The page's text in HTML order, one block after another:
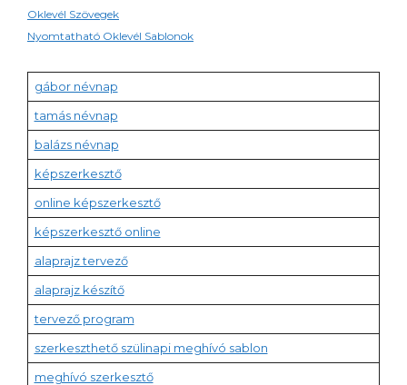
Oklevél Szövegek
Nyomtatható Oklevél Sablonok
gábor névnap
tamás névnap
balázs névnap
képszerkesztő
online képszerkesztő
képszerkesztő online
alaprajz tervező
alaprajz készítő
tervező program
szerkeszthető szülinapi meghívó sablon
meghívó szerkesztő